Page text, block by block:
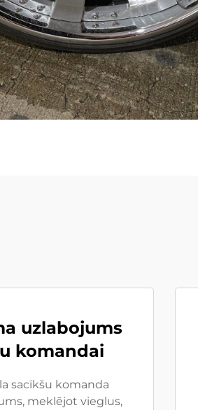
uzlabojums
komandai
sacīkšu komanda
meklējot vieglus,